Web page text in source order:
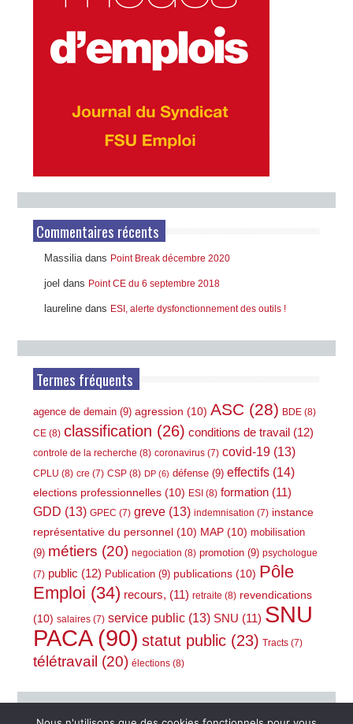
Commentaires récents
Massilia dans Point Break décembre 2020
joel dans Point CE du 6 septembre 2018
laureline dans ESI, alerte dysfonctionnement des outils !
Termes fréquents
agence de demain (9) agression (10) ASC (28) BDE (8)
CE (8) classification (26) conditions de travail (12)
controle de la recherche (8) coronavirus (7) covid-19 (13)
CPLU (8) cre (7) CSP (8) DP (6) défense (9) effectifs (14)
elections professionnelles (10) ESI (8) formation (11)
GDD (13) GPEC (7) greve (13) indemnisation (7) instance
représentative du personnel (10) MAP (10) mobilisation
(9) métiers (20) negociation (8) promotion (9) psychologue
(7) public (12) Publication (9) publications (10) Pôle
Emploi (34) recours, (11) retraite (8) revendications
(10) salaires (7) service public (13) SNU (11) SNU
PACA(90) statut public (23) Tracts (7)
télétravail (20) élections (8)